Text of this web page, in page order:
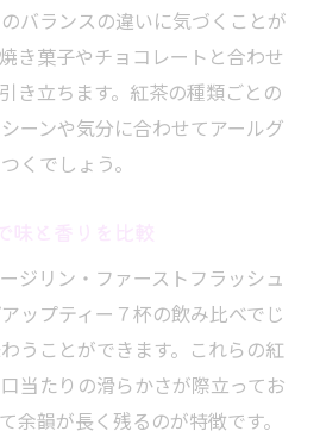
バランスの違いに気づくことが
き菓子やチョコレートと合わせ
き立ちます。紅茶の種類ごとの
ーンや気分に合わせてアールグ
くでしょう。
ジリン・ファーストフラッシュ
ップティー７杯の飲み比べでじ
うことができます。これらの紅
当たりの滑らかさが際立ってお
余韻が長く残るのが特徴です。